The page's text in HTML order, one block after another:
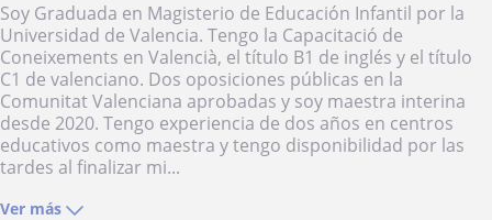
Soy Graduada en Magisterio de Educación Infantil por la
Universidad de Valencia. Tengo la Capacitació de
Coneixements en Valencià, el título B1 de inglés y el título
C1 de valenciano. Dos oposiciones públicas en la
Comunitat Valenciana aprobadas y soy maestra interina
desde 2020. Tengo experiencia de dos años en centros
educativos como maestra y tengo disponibilidad por las
tardes al finalizar mi...
Ver más